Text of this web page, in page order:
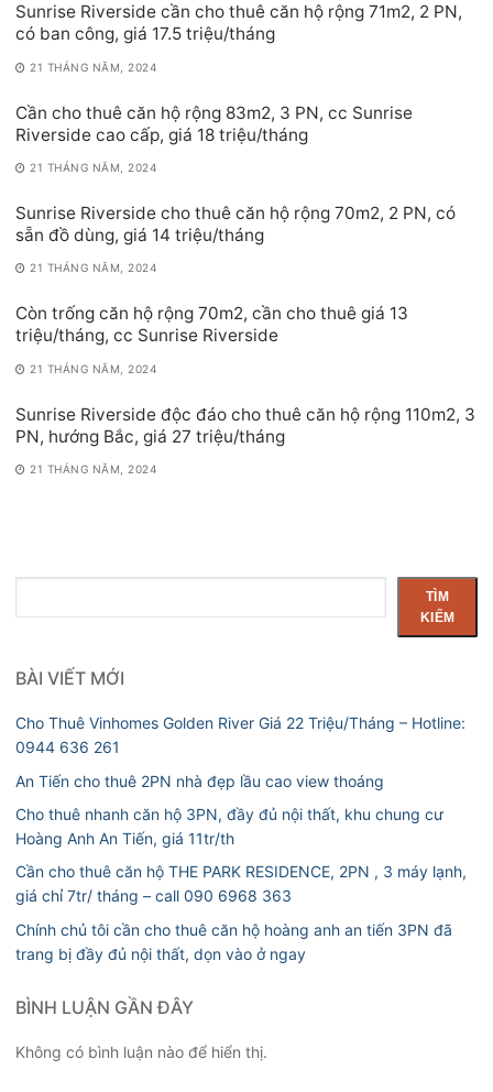
Sunrise Riverside cần cho thuê căn hộ rộng 71m2, 2 PN,
có ban công, giá 17.5 triệu/tháng
21 THÁNG NĂM, 2024
Cần cho thuê căn hộ rộng 83m2, 3 PN, cc Sunrise
Riverside cao cấp, giá 18 triệu/tháng
21 THÁNG NĂM, 2024
Sunrise Riverside cho thuê căn hộ rộng 70m2, 2 PN, có
sẵn đồ dùng, giá 14 triệu/tháng
21 THÁNG NĂM, 2024
Còn trống căn hộ rộng 70m2, cần cho thuê giá 13
triệu/tháng, cc Sunrise Riverside
21 THÁNG NĂM, 2024
Sunrise Riverside độc đáo cho thuê căn hộ rộng 110m2, 3
PN, hướng Bắc, giá 27 triệu/tháng
21 THÁNG NĂM, 2024
kiếm
TÌM
KIẾM
BÀI VIẾT MỚI
Cho Thuê Vinhomes Golden River Giá 22 Triệu/Tháng – Hotline:
0944 636 261
An Tiến cho thuê 2PN nhà đẹp lầu cao view thoáng
Cho thuê nhanh căn hộ 3PN, đầy đủ nội thất, khu chung cư
Hoàng Anh An Tiến, giá 11tr/th
Cần cho thuê căn hộ THE PARK RESIDENCE, 2PN , 3 máy lạnh,
giá chỉ 7tr/ tháng – call 090 6968 363
Chính chủ tôi cần cho thuê căn hộ hoàng anh an tiến 3PN đã
trang bị đầy đủ nội thất, dọn vào ở ngay
BÌNH LUẬN GẦN ĐÂY
Không có bình luận nào để hiển thị.